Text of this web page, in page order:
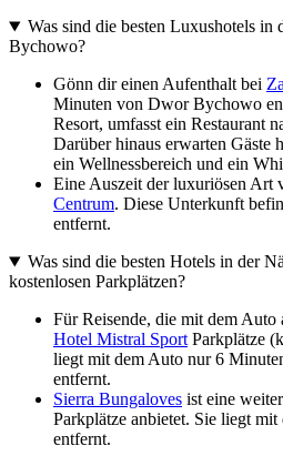
Was sind die besten Luxushotels
Bychowo?
Gönn dir einen Aufenthalt bei
Minuten von Dwor Bychowo
Resort, umfasst ein Restaurant
Darüber hinaus erwarten Gäste
ein Wellnessbereich und ein
Eine Auszeit der luxuriösen Art
Centrum. Diese Unterkunft
entfernt.
Was sind die besten Hotels in der
kostenlosen Parkplätzen?
Für Reisende, die mit dem Auto
Hotel Mistral Sport Parkplätze
liegt mit dem Auto nur 6
entfernt.
Sierra Bungaloves ist eine
Parkplätze anbietet. Sie liegt
entfernt.